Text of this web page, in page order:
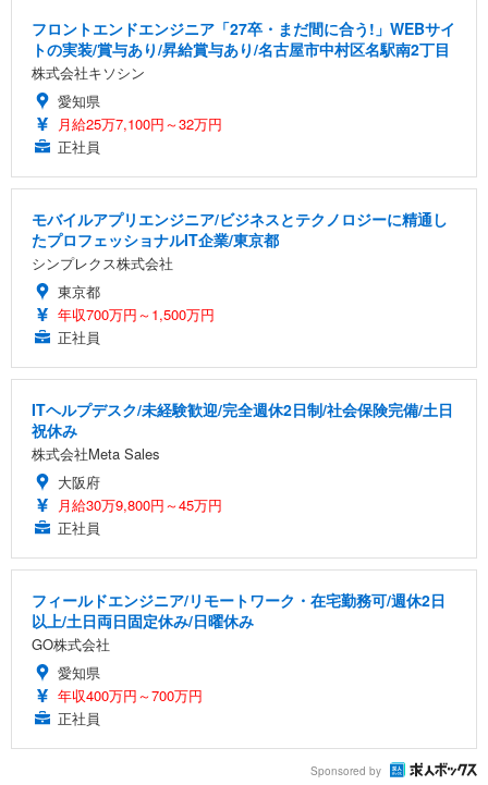
フロントエンドエンジニア「27卒・まだ間に合う!」WEBサイ
トの実装/賞与あり/昇給賞与あり/名古屋市中村区名駅南2丁目
株式会社キソシン
愛知県
月給25万7,100円～32万円
正社員
モバイルアプリエンジニア/ビジネスとテクノロジーに精通し
たプロフェッショナルIT企業/東京都
シンプレクス株式会社
東京都
年収700万円～1,500万円
正社員
ITヘルプデスク/未経験歓迎/完全週休2日制/社会保険完備/土日
祝休み
株式会社Meta Sales
大阪府
月給30万9,800円～45万円
正社員
フィールドエンジニア/リモートワーク・在宅勤務可/週休2日
以上/土日両日固定休み/日曜休み
GO株式会社
愛知県
年収400万円～700万円
正社員
Sponsored by